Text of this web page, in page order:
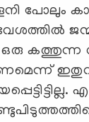
പോലും
കത്തുന്ന